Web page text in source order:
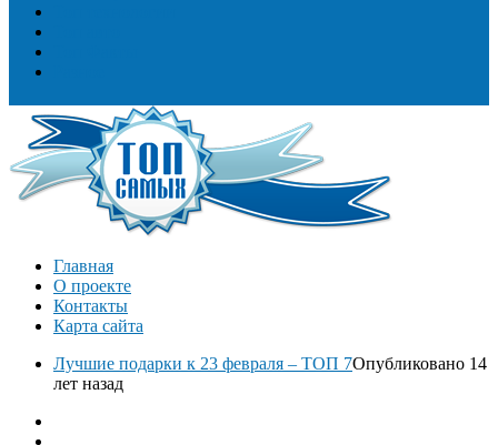
Главная
О проекте
Контакты
Карта сайта
Лучшие подарки к 23 февраля – ТОП 7Опубликовано 14
лет назад